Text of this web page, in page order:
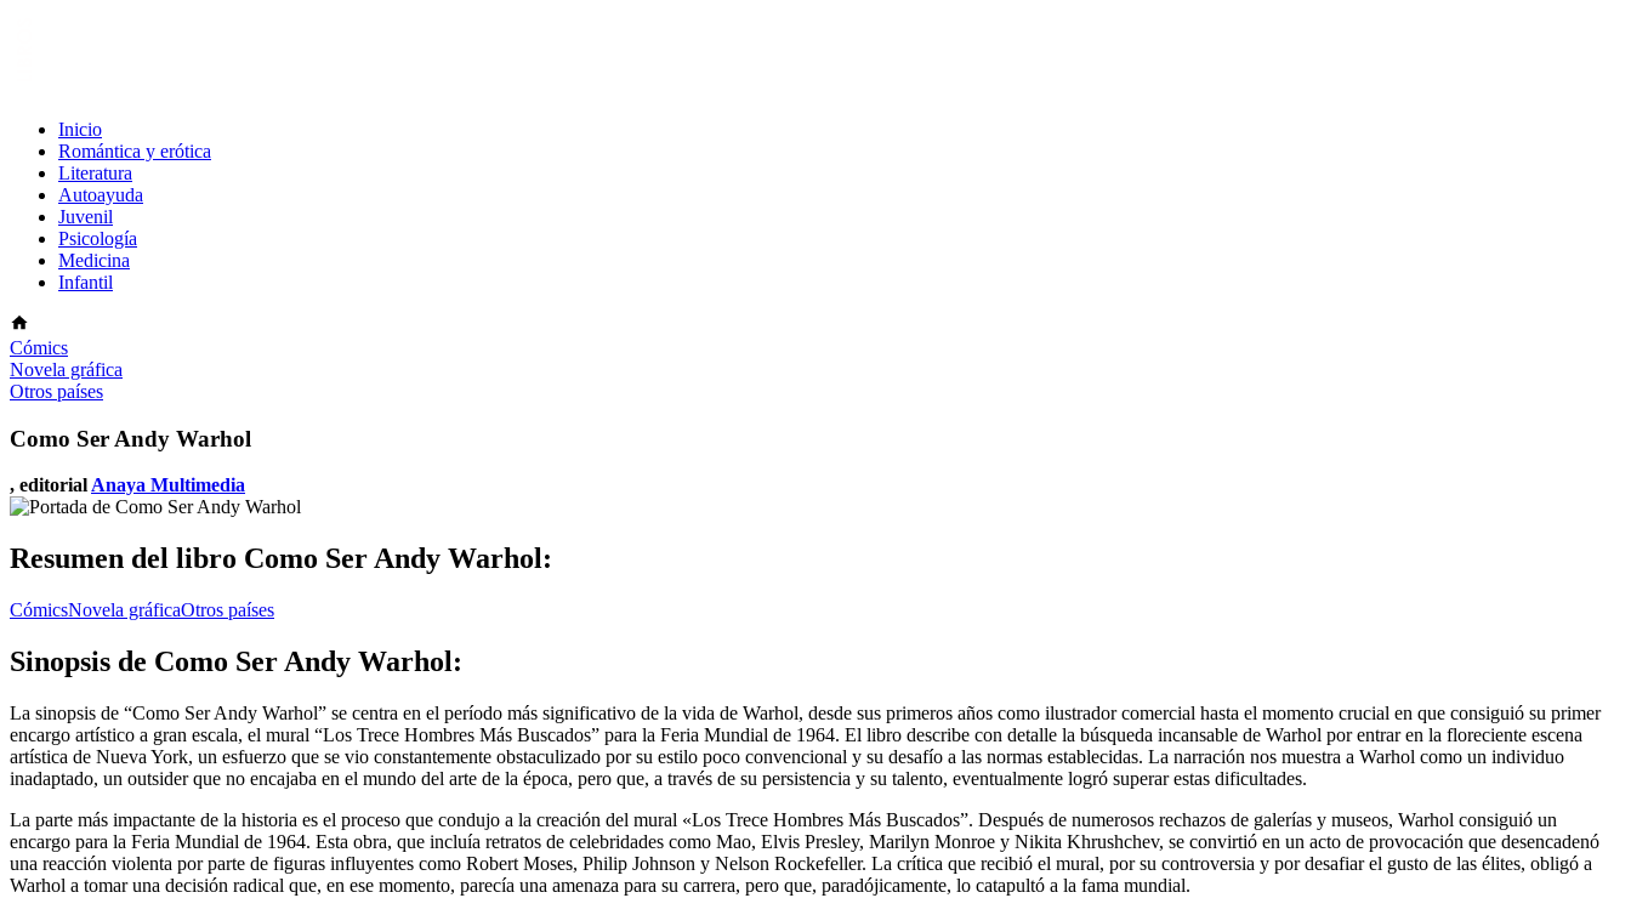
Inicio
Romántica y erótica
Literatura
Autoayuda
Juvenil
Psicología
Medicina
Infantil
Cómics
Novela gráfica
Otros países
Como Ser Andy Warhol
, editorialAnaya Multimedia
Resumen del libro Como Ser Andy Warhol:
CómicsNovela gráficaOtros países
Sinopsis de Como Ser Andy Warhol:
La sinopsis de “Como Ser Andy Warhol” se centra en el período más significativo de la vida de Warhol, desde sus primeros años como ilustrador comercial hasta el momento crucial en que consiguió su primer
encargo artístico a gran escala, el mural “Los Trece Hombres Más Buscados” para la Feria Mundial de 1964. El libro describe con detalle la búsqueda incansable de Warhol por entrar en la floreciente escena
artística de Nueva York, un esfuerzo que se vio constantemente obstaculizado por su estilo poco convencional y su desafío a las normas establecidas. La narración nos muestra a Warhol como un individuo
inadaptado, un outsider que no encajaba en el mundo del arte de la época, pero que, a través de su persistencia y su talento, eventualmente logró superar estas dificultades.
La parte más impactante de la historia es el proceso que condujo a la creación del mural «Los Trece Hombres Más Buscados”. Después de numerosos rechazos de galerías y museos, Warhol consiguió un
encargo para la Feria Mundial de 1964. Esta obra, que incluía retratos de celebridades como Mao, Elvis Presley, Marilyn Monroe y Nikita Khrushchev, se convirtió en un acto de provocación que desencadenó
una reacción violenta por parte de figuras influyentes como Robert Moses, Philip Johnson y Nelson Rockefeller. La crítica que recibió el mural, por su controversia y por desafiar el gusto de las élites, obligó a
Warhol a tomar una decisión radical que, en ese momento, parecía una amenaza para su carrera, pero que, paradójicamente, lo catapultó a la fama mundial.